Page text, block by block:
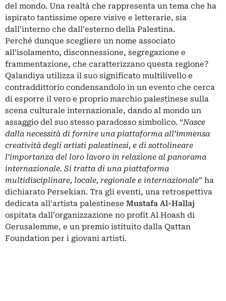
del mondo. Una realtà che rappresenta un tema che ha
ispirato tantissime opere visive e letterarie, sia
dall’interno che dall’esterno della Palestina.
Perché dunque scegliere un nome associato
all’isolamento, disconnessione, segregazione e
frammentazione, che caratterizzano questa regione?
Qalandiya utilizza il suo significato multilivello e
contraddittorio condensandolo in un evento che cerca
di esporre il vero e proprio marchio palestinese sulla
scena culturale internazionale, dando al mondo un
assaggio del suo stesso paradosso simbolico. “Nasce
dalla necessità di fornire una piattaforma all’immensa
creatività degli artisti palestinesi, e di sottolineare
l’importanza del loro lavoro in relazione al panorama
internazionale. Si tratta di una piattaforma
multidisciplinare, locale, regionale e internazionale” ha
dichiarato Persekian. Tra gli eventi, una retrospettiva
dedicata all’artista palestinese Mustafa Al-Hallaj
ospitata dall’organizzazione no profit Al Hoash di
Gerusalemme, e un premio istituito dalla Qattan
Foundation per i giovani artisti.